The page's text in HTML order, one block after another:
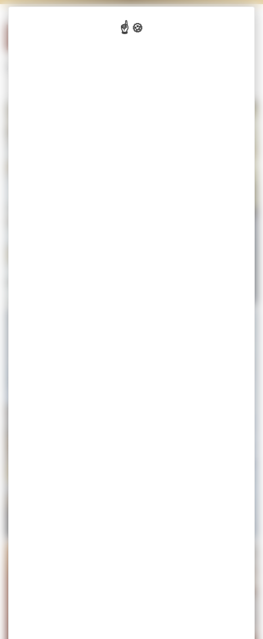
Panneau de gestion des cookies